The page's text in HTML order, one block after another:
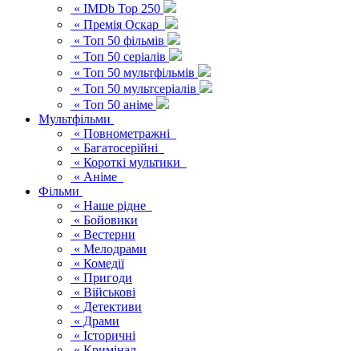
« IMDb Top 250
« Премія Оскар
« Топ 50 фільмів
« Топ 50 серіалів
« Топ 50 мультфільмів
« Топ 50 мультсеріалів
« Топ 50 аніме
Мультфільми
« Повнометражні
« Багатосерійні
« Короткі мультики
« Аніме
Фільми
« Наше рідне
« Бойовики
« Вестерни
« Мелодрами
« Комедії
« Пригоди
« Військові
« Детективи
« Драми
« Історичні